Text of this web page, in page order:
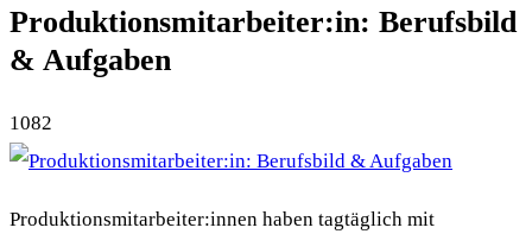
Produktionsmitarbeiter:in: Berufsbild
& Aufgaben
1082
Produktionsmitarbeiter:innen haben tagtäglich mit